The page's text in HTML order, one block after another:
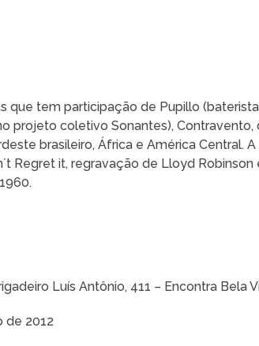
que tem participação de Pupillo
projeto coletivo Sonantes), Contravento,
brasileiro, África e América Central. A
Regret it, regravação de Lloyd
Luís Antônio, 411 – Encontra Bela
de 2012